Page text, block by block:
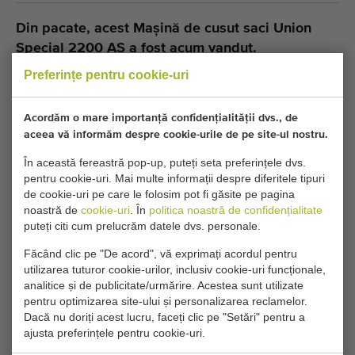
Preferințe pentru cookie-uri
Acordăm o mare importanță confidențialității dvs., de
aceea vă informăm despre cookie-urile de pe site-ul nostru.
În această fereastră pop-up, puteți seta preferințele dvs.
pentru cookie-uri. Mai multe informații despre diferitele tipuri
de cookie-uri pe care le folosim pot fi găsite pe pagina
noastră de cookie-uri . În politica noastră de confidențialitate
puteți citi cum prelucrăm datele dvs. personale.
Făcând clic pe "De acord", vă exprimați acordul pentru
utilizarea tuturor cookie-urilor, inclusiv cookie-uri funcționale,
analitice și de publicitate/urmărire. Acestea sunt utilizate
pentru optimizarea site-ului și personalizarea reclamelor.
Dacă nu doriți acest lucru, faceți clic pe "Setări" pentru a
ajusta preferințele pentru cookie-uri.
Din pacate, acest Mașină de cusut saci Union
Special 2200 AS a fost acum vandut.
Doriți să fiți informat când devine disponibil un Masini de
parte. Ajustați setările de cookie pentru a accesa
această parte.
Tip
Masini de cusut